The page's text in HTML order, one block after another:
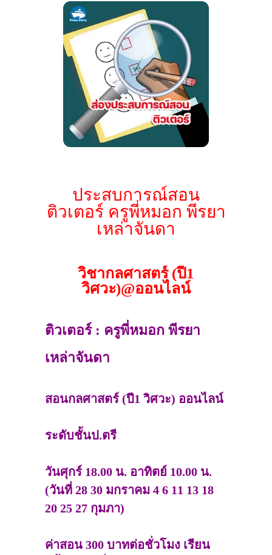
ประสบการณ์สอน
ติวเตอร์ ครูพี่หมอก พีรยา
เหล่าจันดา
วิชากลศาสตร์ (ปี1
วิศวะ)@ออนไลน์
ติวเตอร์ : ครูพี่หมอก พีรยา
เหล่าจันดา
สอนกลศาสตร์ (ปี1 วิศวะ) ออนไลน์
ระดับชั้นป.ตรี
วันศุกร์ 18.00 น. อาทิตย์ 10.00 น.
(วันที่ 28 30 มกราคม 4 6 11 13 18
20 25 27 กุมภา)
ค่าสอน 300 บาทต่อชั่วโมง เรียน